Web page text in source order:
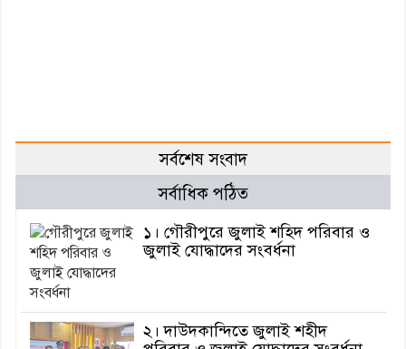
সর্বশেষ সংবাদ
সর্বাধিক পঠিত
১। গৌরীপুরে জুলাই শহিদ পরিবার ও
জুলাই যোদ্ধাদের সংবর্ধনা
২। দাউদকান্দিতে জুলাই শহীদ